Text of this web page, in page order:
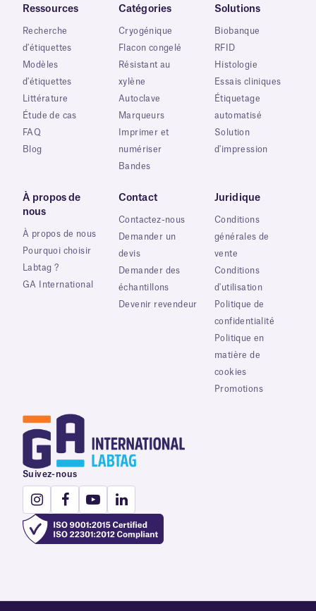
Ressources
Recherche
d'étiquettes
Modèles
d'étiquettes
Littérature
Étude de cas
FAQ
Blog
Catégories
Cryogénique
Flacon congelé
Résistant au
xylène
Autoclave
Marqueurs
Imprimer et
numériser
Bandes
Solutions
Biobanque
RFID
Histologie
Essais cliniques
Étiquetage
automatisé
Solution
d'impression
À propos de
nous
À propos de nous
Pourquoi choisir
Labtag ?
GA International
Contact
Contactez-nous
Demander un
devis
Demander des
échantillons
Devenir revendeur
Juridique
Conditions
générales de
vente
Conditions
d'utilisation
Politique de
confidentialité
Politique en
matière de
cookies
Promotions
Suivez-nous